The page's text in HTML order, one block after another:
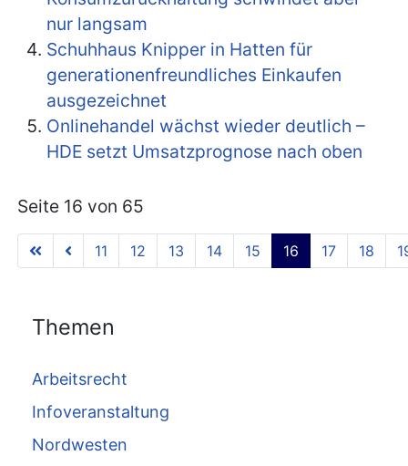
nur langsam
Schuhhaus Knipper in Hatten für
generationenfreundliches Einkaufen
ausgezeichnet
Onlinehandel wächst wieder deutlich –
HDE setzt Umsatzprognose nach oben
Seite 16 von 65
11 12 13 14 15 16 17 18
Themen
Arbeitsrecht
Infoveranstaltung
Nordwesten